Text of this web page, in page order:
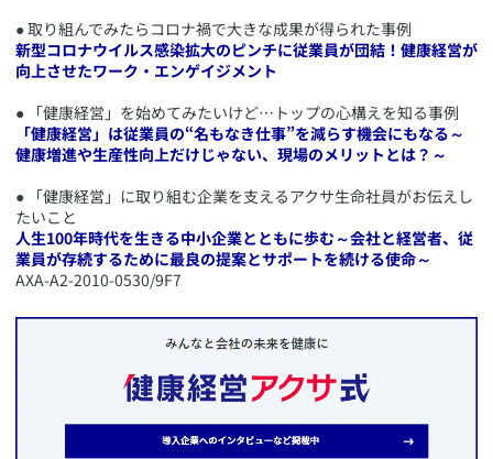
● 取り組んでみたらコロナ禍で大きな成果が得られた事例
新型コロナウイルス感染拡大のピンチに従業員が団結！健康経営が
向上させたワーク・エンゲイジメント
● 「健康経営」を始めてみたいけど…トップの心構えを知る事例
「健康経営」は従業員の“名もなき仕事”を減らす機会にもなる～
健康増進や生産性向上だけじゃない、現場のメリットとは？～
● 「健康経営」に取り組む企業を支えるアクサ生命社員がお伝えし
たいこと
人生100年時代を生きる中小企業とともに歩む～会社と経営者、従
業員が存続するために最良の提案とサポートを続ける使命～
​AXA-A2-2010-0530/9F7